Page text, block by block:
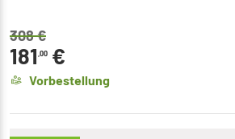
308€
181 ,00 €
Vorbestellung